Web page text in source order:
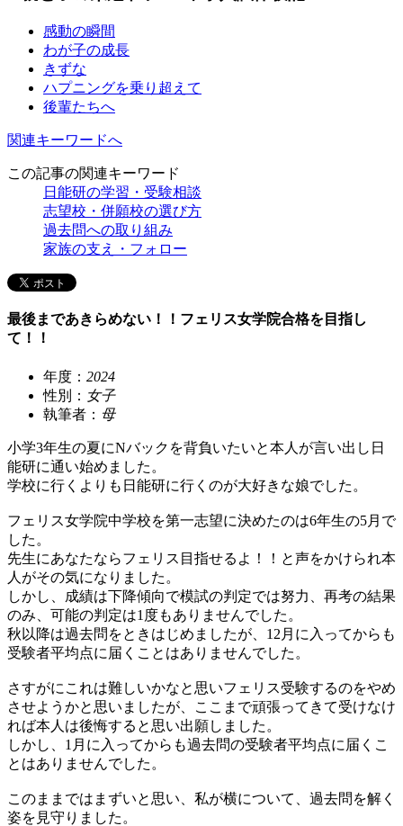
感動の瞬間
わが子の成長
きずな
ハプニングを乗り超えて
後輩たちへ
関連キーワードへ
この記事の関連キーワード
日能研の学習・受験相談
志望校・併願校の選び方
過去問への取り組み
家族の支え・フォロー
最後まであきらめない！！フェリス女学院合格を目指し
て！！
年度： 2024
性別： 女子
執筆者： 母
小学3年生の夏にNバックを背負いたいと本人が言い出し日
能研に通い始めました。
学校に行くよりも日能研に行くのが大好きな娘でした。
フェリス女学院中学校を第一志望に決めたのは6年生の5月で
した。
先生にあなたならフェリス目指せるよ！！と声をかけられ本
人がその気になりました。
しかし、成績は下降傾向で模試の判定では努力、再考の結果
のみ、可能の判定は1度もありませんでした。
秋以降は過去問をときはじめましたが、12月に入ってからも
受験者平均点に届くことはありませんでした。
さすがにこれは難しいかなと思いフェリス受験するのをやめ
させようかと思いましたが、ここまで頑張ってきて受けなけ
れば本人は後悔すると思い出願しました。
しかし、1月に入ってからも過去問の受験者平均点に届くこ
とはありませんでした。
このままではまずいと思い、私が横について、過去問を解く
姿を見守りました。